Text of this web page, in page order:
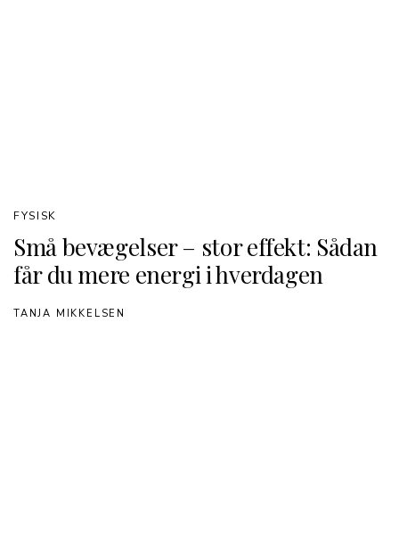
Små bevægelser – stor effekt: Sådan
får du mere energi i hverdagen
FYSISK
TANJA MIKKELSEN